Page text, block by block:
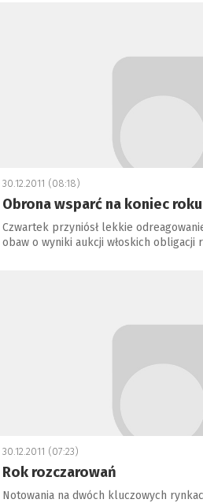
30.12.2011 (08:18)
Obrona wsparć na koniec roku
Czwartek przyniósł lekkie
obaw o wyniki aukcji włoskich obligacji
30.12.2011 (07:23)
Rok rozczarowań
Notowania na dwóch kluczowych